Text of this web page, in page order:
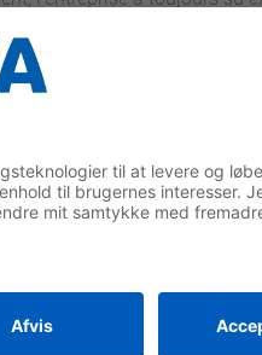
il faut jeter un coup
des bulldozers, des
la production,
Werk Telfs GmbH : « Nous
y parvenir, nous devons
années, nous avons donc
très grand espace capable
de montage et de